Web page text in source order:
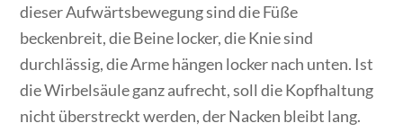
dieser Aufwärtsbewegung sind die Füße
beckenbreit, die Beine locker, die Knie sind
durchlässig, die Arme hängen locker nach unten. Ist
die Wirbelsäule ganz aufrecht, soll die Kopfhaltung
nicht überstreckt werden, der Nacken bleibt lang.